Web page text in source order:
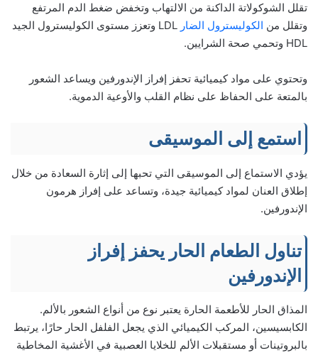
تقلل الشوكولاتة الداكنة من الالتهاب وتخفض ضغط الدم المرتفع
وتقلل من الكوليسترول الضار
LDL وتعزز مستوى الكوليسترول الجيد
HDL وتحمي صحة الشرايين.
وتحتوي على مواد كيميائية تحفز إفراز الإندورفين ويساعد الشعور
بالمتعة على الحفاظ على نظام القلب والأوعية الدموية.
استمع إلى الموسيقى
يؤدي الاستماع إلى الموسيقى التي تحبها إلى إثارة السعادة من خلال
إطلاق العنان لمواد كيميائية جيدة، وتساعد على إفراز هرمون
الإندورفين.
تناول الطعام الحار يحفز إفراز
الإندورفين
المذاق الحار للأطعمة الحارة يعتبر نوع من أنواع الشعور بالألم.
الكابسيسين، المركب الكيميائي الذي يجعل الفلفل الحار حارًا، يرتبط
بالبروتينات أو مستقبلات الألم للخلايا العصبية في الأغشية المخاطية